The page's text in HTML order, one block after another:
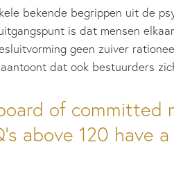
bekende begrippen uit de
is dat mensen
geen zuiver
dat ook bestuurders
of committed
above 120 have